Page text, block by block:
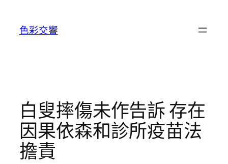
色彩交響
白叟摔傷未作告訴 存在
因果依森和診所疫苗法
擔責